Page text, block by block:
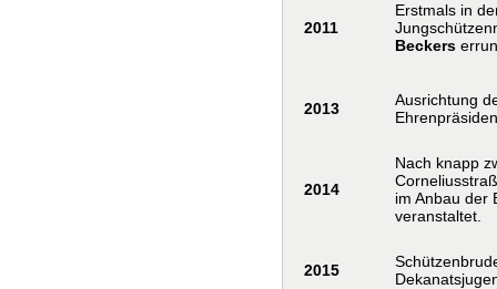
2011
Erstmals in
Beckers
2013
Ausrichtung
2014
Nach knapp
im Anbau der
veranstaltet.
2015